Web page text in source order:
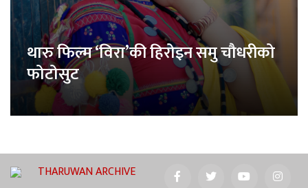
थारु फिल्म ‘विरा’की हिरोइन समु चौधरीको
फोटोसुट
THARUWAN ARCHIVE